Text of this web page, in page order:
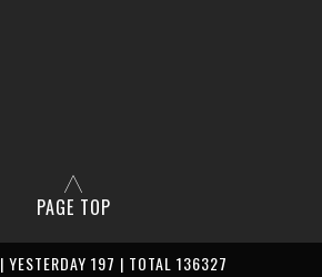
PAGE TOP
YESTERDAY 197 | TOTAL 136327